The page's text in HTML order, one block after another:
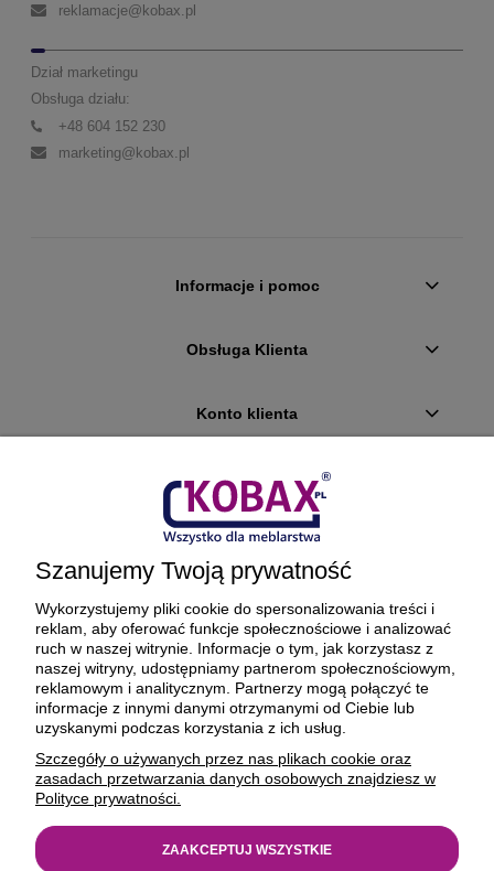
reklamacje@kobax.pl
Dział marketingu
Obsługa działu:
+48 604 152 230
marketing@kobax.pl
Informacje i pomoc
Obsługa Klienta
Konto klienta
Płatności i dostawa
Ciekawostki
O firmie
BEZPIECZNE PŁATNOŚCI ORAZ DOSTAWA
Szanujemy Twoją prywatność
Wykorzystujemy pliki cookie do spersonalizowania treści i
reklam, aby oferować funkcje społecznościowe i analizować
ruch w naszej witrynie. Informacje o tym, jak korzystasz z
naszej witryny, udostępniamy partnerom społecznościowym,
reklamowym i analitycznym. Partnerzy mogą połączyć te
informacje z innymi danymi otrzymanymi od Ciebie lub
uzyskanymi podczas korzystania z ich usług.
Szczegóły o używanych przez nas plikach cookie oraz
zasadach przetwarzania danych osobowych znajdziesz w
Polityce prywatności.
ZAAKCEPTUJ WSZYSTKIE